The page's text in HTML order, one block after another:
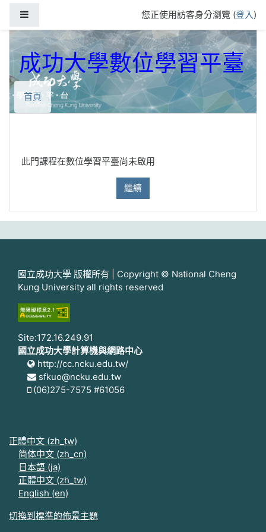
您正使用訪客身分瀏覽 (登入)
成功大學數位學習平臺
首頁
此門課程在數位學習平臺尚未啟用
繼續
國立成功大學 版權所有 | Copyright © National Cheng
Kung University all rights reserved
Site:172.16.249.91
國立成功大學計算機與網路中心
http://cc.ncku.edu.tw/
sfkuo@ncku.edu.tw
(06)275-7575 #61056
正體中文 ‎(zh_tw)‎
简体中文 ‎(zh_cn)‎
日本語 ‎(ja)‎
正體中文 ‎(zh_tw)‎
English ‎(en)‎
切換到標準的佈景主題